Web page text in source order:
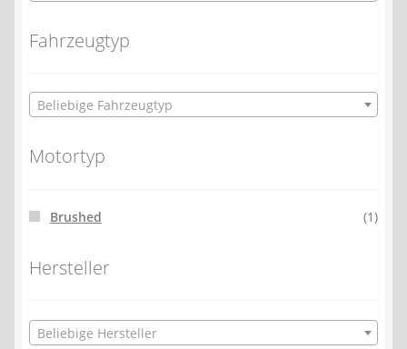
Fahrzeugtyp
Beliebige Fahrzeugtyp
Motortyp
Brushed (1)
Hersteller
Beliebige Hersteller